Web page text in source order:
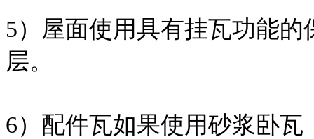
5）屋面使用具有挂瓦功能
层。
6）配件瓦如果使用砂浆卧